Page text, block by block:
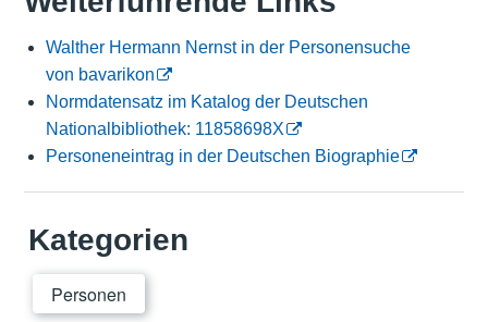
Walther Hermann Nernst in der Personensuche
von bavarikon
Normdatensatz im Katalog der Deutschen
Nationalbibliothek: 11858698X
Personeneintrag in der Deutschen Biographie
Kategorien
Personen